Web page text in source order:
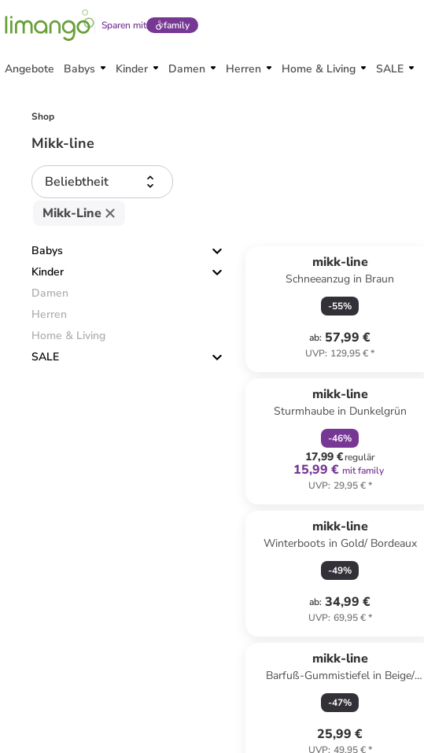
Sparen mit family
Angebote Babys Kinder Damen Herren Home & Living SALE
Shop
Mikk-line
Beliebtheit
Mikk-Line
Babys
Kinder
Damen
Herren
Home & Living
SALE
mikk-line
Schneeanzug in Braun
-55%
ab: 57,99 €
UVP: 129,95 €*
mikk-line
Sturmhaube in Dunkelgrün
-46%
17,99 €regulär
15,99 € mit family
UVP: 29,95 €*
mikk-line
Winterboots in Gold/ Bordeaux
-49%
ab: 34,99 €
UVP: 69,95 €*
mikk-line
Barfuß-Gummistiefel in Beige/
Koralle
-47%
25,99 €
UVP: 49,95 €*